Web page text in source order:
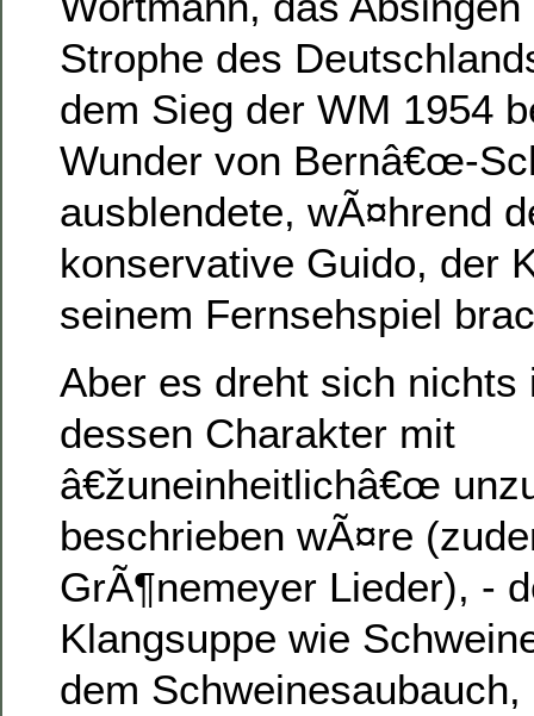
Strophe des
dem Sieg der WM 1954
Wunder von Bernâ€œ-
ausblendete, wÃ¤hrend
konservative Guido, der
seinem Fernsehspiel
Aber es dreht sich nichts
dessen Charakter mit
â€žuneinheitlichâ€œ
beschrieben wÃ¤re
GrÃ¶nemeyer Lieder), -
Klangsuppe wie
dem